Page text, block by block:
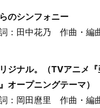
のシンフォニー
中花乃 作曲・編曲
ジナル。（TVアニメ『
オープニングテーマ）
田麿里 作曲・編曲